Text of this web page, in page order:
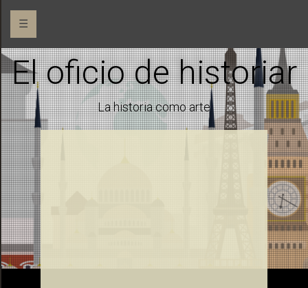
☰
El oficio de historiar
La historia como arte